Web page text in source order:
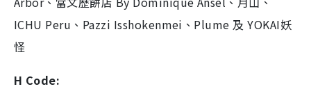
ICHU Peru、Pazzi Isshokenmei、Plume 及 YOKAI妖
怪
H Code: